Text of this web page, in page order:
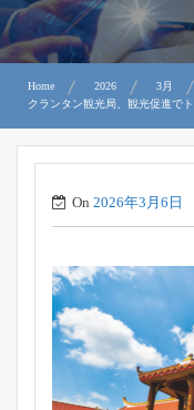
Home 2026 3月
クランタン観光局、観光促進で
On 2026年3月6日